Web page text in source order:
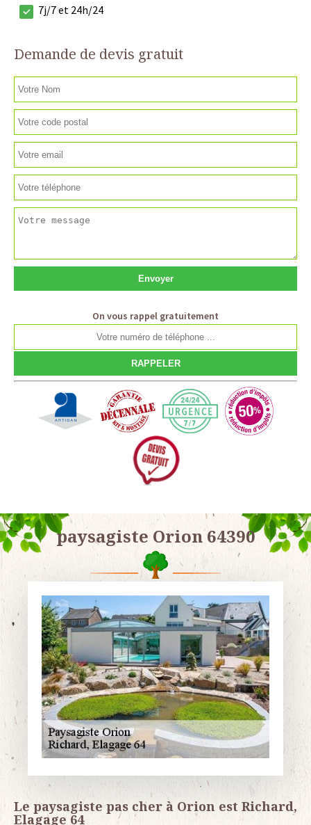
7j/7 et 24h/24
Demande de devis gratuit
On vous rappel gratuitement
paysagiste Orion 64390
Le paysagiste pas cher à Orion est Richard,
Elagage 64